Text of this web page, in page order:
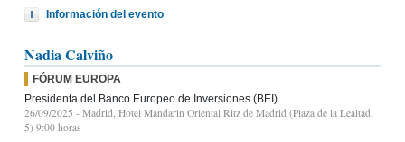
Información del evento
Nadia Calviño
FÓRUM EUROPA
Presidenta del Banco Europeo de Inversiones (BEI)
26/09/2025 - Madrid, Hotel Mandarin Oriental Ritz de Madrid (Plaza de la Lealtad,
5) 9:00 horas